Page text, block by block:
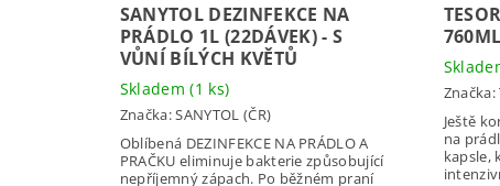
SANYTOL DEZINFEKCE NA
PRÁDLO 1L (22DÁVEK) - S
VŮNÍ BÍLÝCH KVĚTŮ
Skladem(1 ks)
Značka:SANYTOL (ČR)
Oblíbená DEZINFEKCE NA PRÁDLO A
PRAČKU eliminuje bakterie způsobující
nepříjemný zápach. Po běžném praní
Značka:
Ještě
na
kapsle,